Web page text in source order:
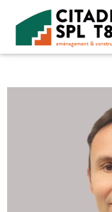
Accéder au contenu